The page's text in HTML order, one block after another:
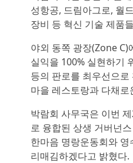
성항공, 드림아그로, 월
장비 등 혁신 기술 제품
야외 동쪽 광장(Zone C)
실익을 100% 실현하기
등의 판로를 최우선으
마을 레스토랑과 다채
박람회 사무국은 이번
로 융합된 상생 거버넌
한마음 명랑운동회와
리매김하겠다고 밝혔다.